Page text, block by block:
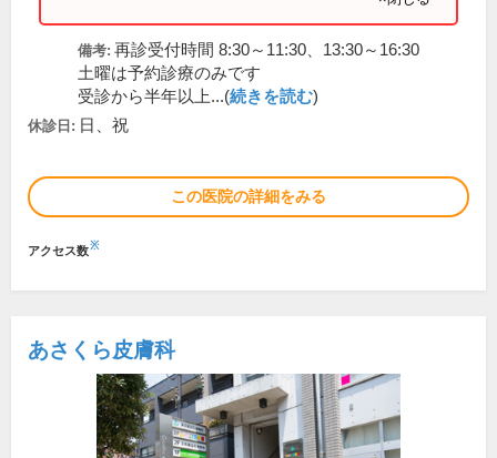
備考: 再診受付時間 8:30～11:30、13:30～16:30
土曜は予約診療のみです
受診から半年以上...(続きを読む)
休診日: 日、祝
この医院の詳細をみる
アクセス数※
あさくら皮膚科